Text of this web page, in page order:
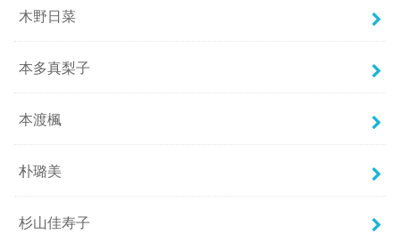
木野日菜
本多真梨子
本渡楓
朴璐美
杉山佳寿子